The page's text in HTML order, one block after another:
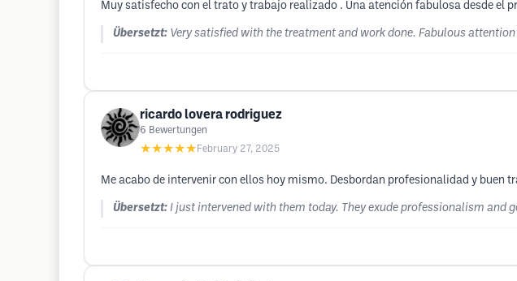
Muy satisfecho con el trato y trabajo realizado . Una atención fabulosa desde el
Übersetzt: Very satisfied with the treatment and work done. Fabulous
ricardo lovera rodriguez
6 Bewertungen
★★★★★ February 27, 2025
Me acabo de intervenir con ellos hoy mismo. Desbordan profesionalidad y buen
Übersetzt: I just intervened with them today. They exude professionalism and